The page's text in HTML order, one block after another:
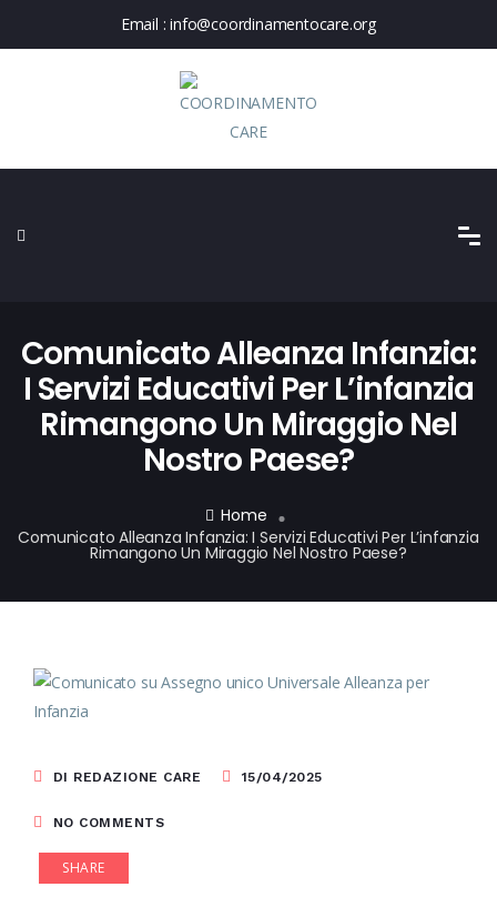
Email :info@coordinamentocare.org
Comunicato Alleanza Infanzia:
I Servizi Educativi Per L’infanzia
Rimangono Un Miraggio Nel
Nostro Paese?
Home
Comunicato Alleanza Infanzia: I Servizi Educativi Per L’infanzia
Rimangono Un Miraggio Nel Nostro Paese?
DI REDAZIONE CARE 15/04/2025
NO COMMENTS
SHARE